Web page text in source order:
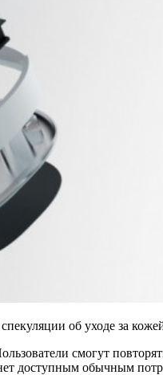
об уходе за
смогут
доступным обычным